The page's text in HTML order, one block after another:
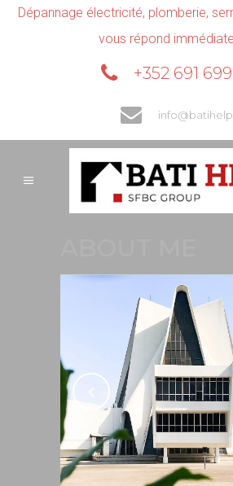
Dépannage électricité, plomberie,
vous répond
+352 691